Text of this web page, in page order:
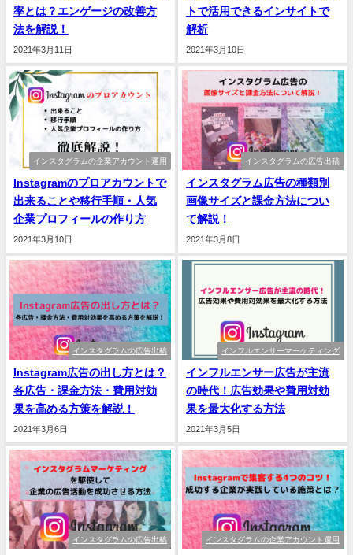
率とは？エンゲージの改善方
法を解説！
2021年3月11日
トで活用できるインサイトで
解析
2021年3月10日
インスタグラムの企業アカウント運用
Instagramのプロアカウントで
出来ることや移行手順・人気
企業プロフィールの作り方
2021年3月10日
インスタグラムの広告出稿
インスタグラム広告の種類別
画像サイズと課金方法につい
て解説！
2021年3月8日
インスタグラムの広告出稿
Instagram広告の出し方とは？
各広告・課金方法・費用対効
果を高める方策を解説！
2021年3月6日
インフルエンサーマーケティング
インフルエンサー広告が主流
の時代！広告効果や費用対効
果を最大化する方法
2021年3月5日
インスタグラムの広告出稿 インスタグラムの企業アカウント運用